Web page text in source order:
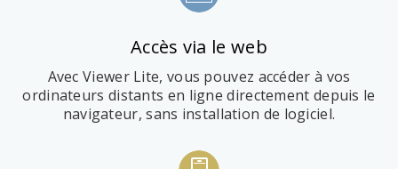
Accès via le web
Avec Viewer Lite, vous pouvez accéder à vos
ordinateurs distants en ligne directement depuis le
navigateur, sans installation de logiciel.